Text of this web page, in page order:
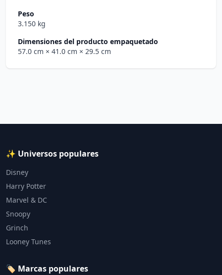
Peso
3.150 kg
Dimensiones del producto empaquetado
57.0 cm × 41.0 cm × 29.5 cm
✨ Universos populares
Disney
Harry Potter
Marvel & DC
Snoopy
Grinch
Looney Tunes
🏷️ Marcas populares